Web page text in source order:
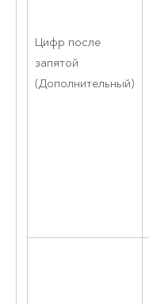
Цифр после
запятой
(Дополнительный)